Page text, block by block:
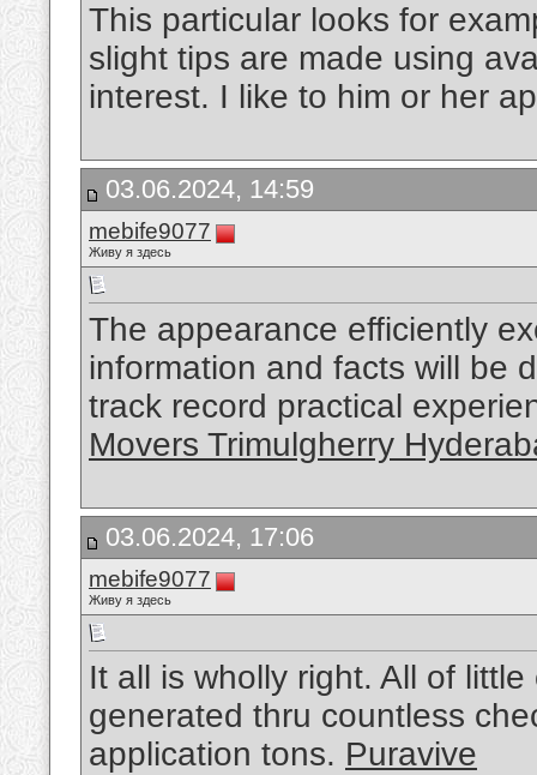
This particular looks for
slight tips are made using
interest. I like to him or her
03.06.2024, 14:59
mebife9077
Живу я здесь
The appearance efficiently
information and facts will be
track record practical
Movers Trimulgherry
03.06.2024, 17:06
mebife9077
Живу я здесь
It all is wholly right. All of
generated thru countless
application tons. Puravive